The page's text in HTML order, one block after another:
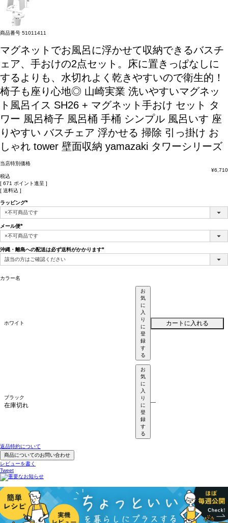
商品番号 51011411
マグネットでお風呂に浮かせて収納できるバスチ
ェア、手おけの2点セット。床に置きっぱなしに
するよりも、水切れよく乾きやすいので衛生的！
椅子も座り心地◎ 山崎実業 洗いやすいマグネッ
ト風呂イス SH26 + マグネット手おけ セット タ
ワー 風呂椅子 風呂桶 手桶 シンプル 風呂いす 座
りやすい バスチェア 浮かせる 掃除 引っ掛け お
しゃれ tower 壁面収納 yamazaki タワーシリーズ
当店特別価格
¥6,710
税込
[ 671 ポイント進呈 ]
送料込
ラッピング
(必
須)
メール便
(必
須)
沖縄・離島への配送は必ず送料がかかります
須)
カラー名
ホワイト
お
気
に
入
り
に
登
録
す
る
カートに入れる
ブラック
在庫切れ
お
気
に
入
り
に
登
録
す
る
—
返品特約について
商品についてのお問い合わせ
レビューを書く
Tweet